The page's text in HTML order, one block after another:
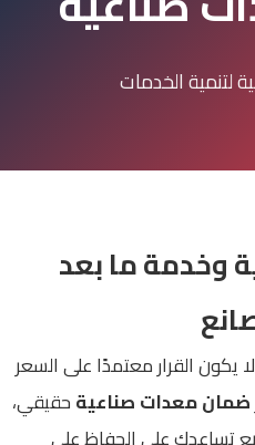
لتنمية الخدمات
وخدمة ما بعد
يكون القرار معتمدًا على السعر
ضمان معدات صناعيةحقيقي،
تساعدك على الحفاظ على